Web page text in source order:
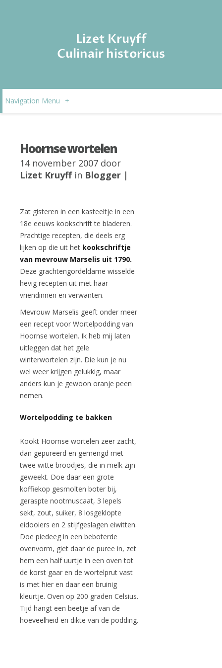
Lizet Kruyff
Culinair historicus
Navigation Menu +
Hoornse wortelen
14 november 2007 door
Lizet Kruyffin Blogger |
Zat gisteren in een kasteeltje in een
18e eeuws kookschrift te bladeren.
Prachtige recepten, die deels erg
lijken op die uit het kookschriftje
van mevrouw Marselis uit 1790.
Deze grachtengordeldame wisselde
hevig recepten uit met haar
vriendinnen en verwanten.
Mevrouw Marselis geeft onder meer
een recept voor Wortelpodding van
Hoornse wortelen. Ik heb mij laten
uitleggen dat het gele
winterwortelen zijn. Die kun je nu
wel weer krijgen gelukkig, maar
anders kun je gewoon oranje peen
nemen.
Wortelpodding te bakken
Kookt Hoornse wortelen zeer zacht,
dan gepureerd en gemengd met
twee witte broodjes, die in melk zijn
geweekt. Doe daar een grote
koffiekop gesmolten boter bij,
geraspte nootmuscaat, 3 lepels
sekt, zout, suiker, 8 losgeklopte
eidooiers en 2 stijfgeslagen eiwitten.
Doe piedeeg in een beboterde
ovenvorm, giet daar de puree in, zet
hem een half uurtje in een oven tot
de korst gaar en de wortelprut vast
is met hier en daar een bruinig
kleurtje. Oven op 200 graden Celsius.
Tijd hangt een beetje af van de
hoeveelheid en dikte van de podding.